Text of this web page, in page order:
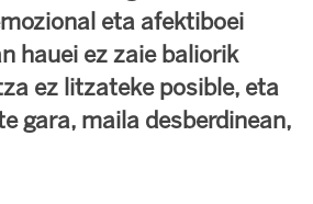
eta afektiboei
hauei ez zaie baliorik
ez litzateke posible, eta
gara, maila desberdinean,